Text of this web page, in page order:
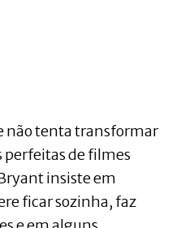
não tenta transformar
perfeitas de filmes
insiste em
ficar sozinha, faz